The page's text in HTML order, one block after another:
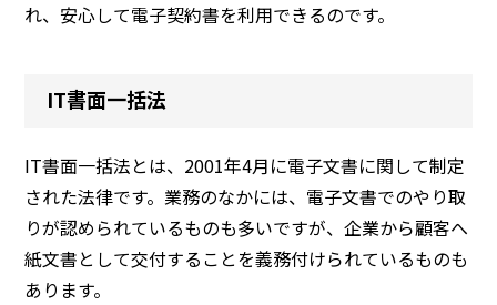
れ、安心して電子契約書を利用できるのです。
IT書面一括法
IT書面一括法とは、2001年4月に電子文書に関して制定
された法律です。業務のなかには、電子文書でのやり取
りが認められているものも多いですが、企業から顧客へ
紙文書として交付することを義務付けられているものも
あります。